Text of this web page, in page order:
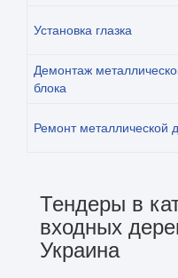
Установка глазка
Демонтаж
блока
Ремонт металлической
Тендеры в
входных
Украина